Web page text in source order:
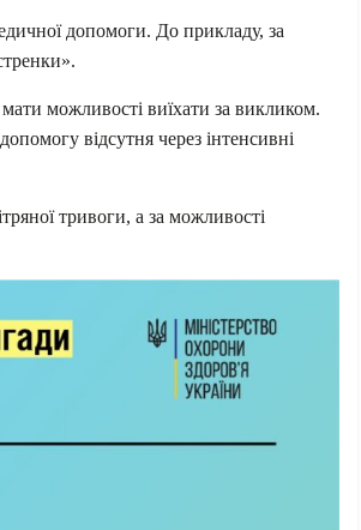
допомоги. До прикладу, за
можливості виїхати за викликом.
відсутня через інтенсивні
тривоги, а за можливості